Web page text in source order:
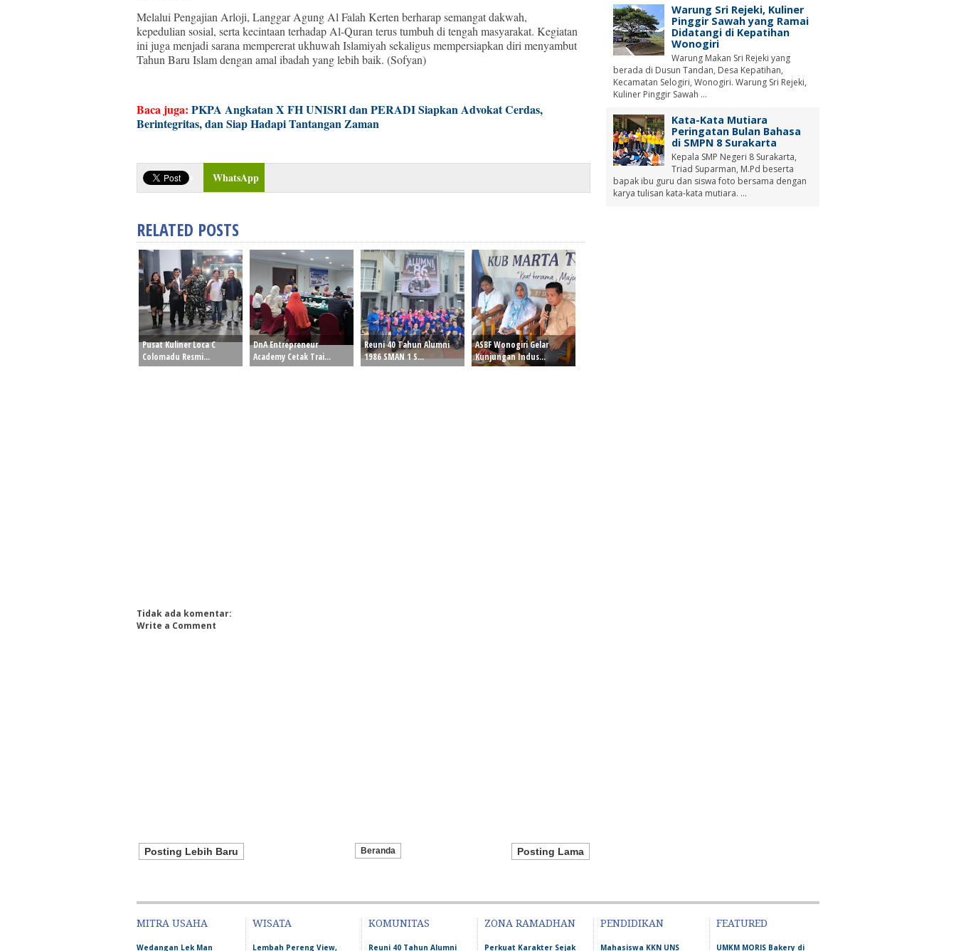
Melalui Pengajian Arloji, Langgar Agung Al Falah Kerten berharap semangat dakwah,
kepedulian sosial, serta kecintaan terhadap Al-Quran terus tumbuh di tengah masyarakat. Kegiatan
ini juga menjadi sarana mempererat ukhuwah Islamiyah sekaligus mempersiapkan diri menyambut
Tahun Baru Islam dengan amal ibadah yang lebih baik. (Sofyan)
Baca juga: PKPA Angkatan X FH UNISRI dan PERADI Siapkan Advokat Cerdas,
Berintegritas, dan Siap Hadapi Tantangan Zaman
WhatsApp
RELATED POSTS
Pusat Kuliner Loca C
Colomadu Resmi...
DnA Entrepreneur
Academy Cetak Trai...
Reuni 40 Tahun Alumni
1986 SMAN 1 S...
ASBF Wonogiri Gelar
Kunjungan Indus...
Tidak ada komentar:
Write a Comment
Posting Lebih Baru Posting Lama
Beranda
Warung Sri Rejeki, Kuliner
Pinggir Sawah yang Ramai
Didatangi di Kepatihan
Wonogiri
Warung Makan Sri Rejeki yang
berada di Dusun Tandan, Desa Kepatihan,
Kecamatan Selogiri, Wonogiri. Warung Sri Rejeki,
Kuliner Pinggir Sawah ...
Kata-Kata Mutiara
Peringatan Bulan Bahasa
di SMPN 8 Surakarta
Kepala SMP Negeri 8 Surakarta,
Triad Suparman, M.Pd beserta
bapak ibu guru dan siswa foto bersama dengan
karya tulisan kata-kata mutiara. ...
MITRA USAHA
Wedangan Lek Man
WISATA
Lembah Pereng View,
KOMUNITAS
Reuni 40 Tahun Alumni
ZONA RAMADHAN
Perkuat Karakter Sejak
PENDIDIKAN
Mahasiswa KKN UNS
FEATURED
UMKM MORIS Bakery di